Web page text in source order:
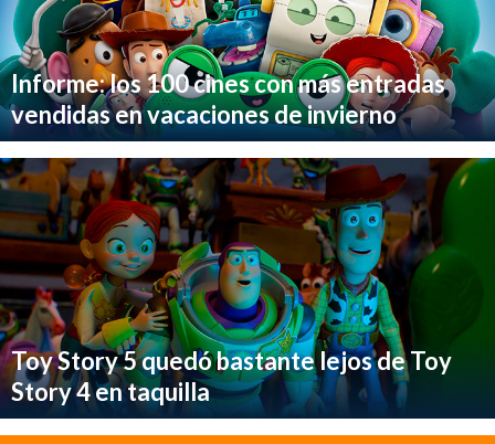
Informe: los 100 cines con más entradas
vendidas en vacaciones de invierno
Toy Story 5 quedó bastante lejos de Toy
Story 4 en taquilla